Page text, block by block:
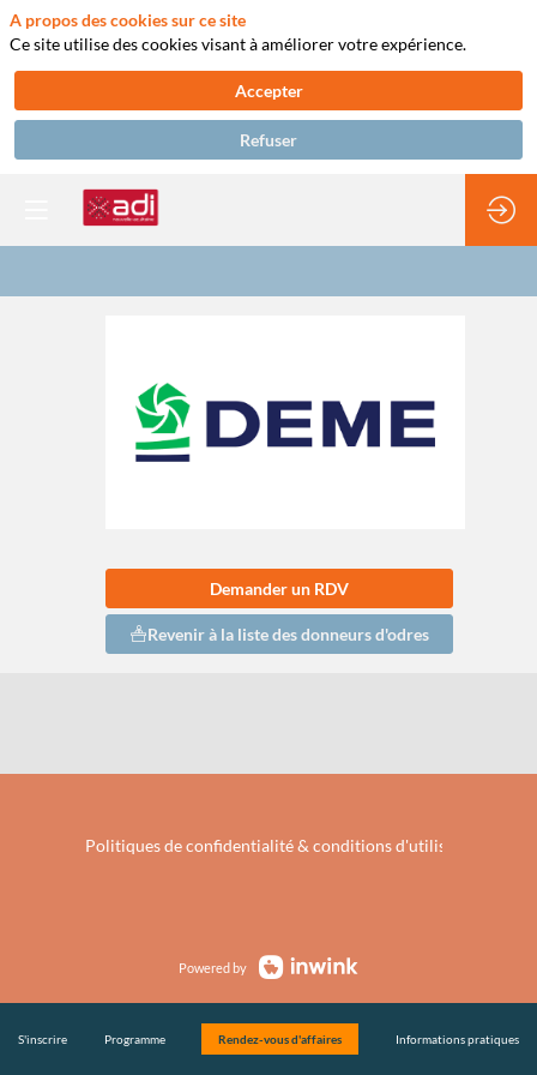
DEME
group
Demander un RDV
Revenir à la liste des donneurs d'odres
Politiques de confidentialité & conditions d'utilisation de vos
Powered by
S'inscrire Programme Rendez-vous d'affaires Informations pratiques
A propos des cookies sur ce site
Ce site utilise des cookies visant à améliorer votre expérience.
Accepter
Refuser